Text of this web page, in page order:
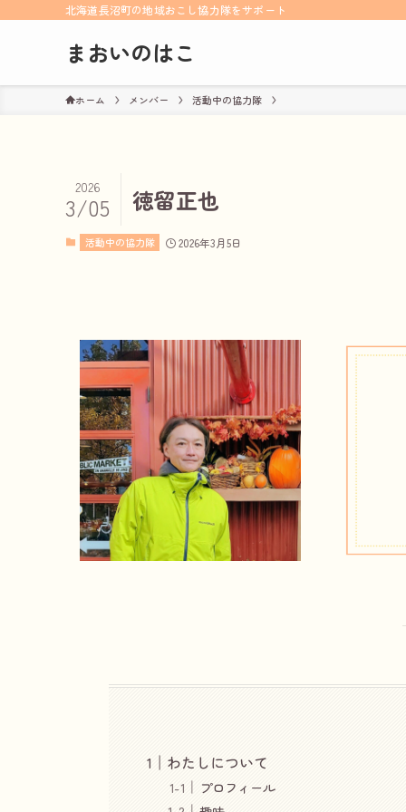
北海道長沼町の地域おこし協力隊をサポート
まおいのはこ
ホーム メンバー 活動中の協力隊
徳留正也
2026
3/05
活動中の協力隊 2026年3月5日
わたしについて
プロフィール